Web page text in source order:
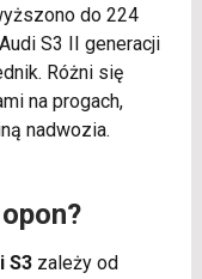
do 224
S3 II generacji
Różni się
na progach,
nadwozia.
S3zależy od